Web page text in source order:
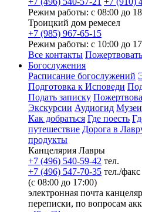
Режим работы: с 08:00 до
Троицкий дом ремесел
+7 (985) 967-65-15
Режим работы: с 10:00 до
Все контакты Пожертвовать
Богослужения
Расписание богослужений
Подготовка к Исповеди
Подать записку
Экскурсии Аудиогид Музеи
Как добраться Где поесть
путешествие Дорога в
продукты
Канцелярия Лавры
+7 (496) 540-59-42 тел.
+7 (496) 547-70-35 тел./факс
(с 08:00 до 17:00)
электронная почта
переписки, по вопросам